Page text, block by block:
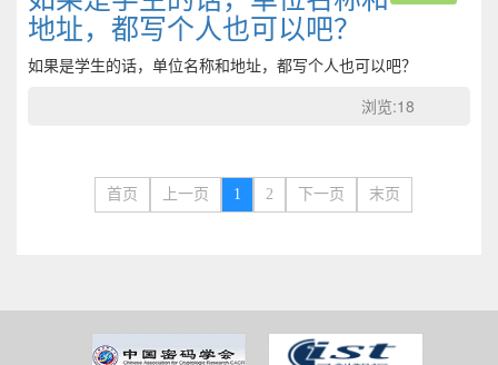
地址，都写个人也可以吧？
如果是学生的话，单位名称和地址，都写个人也可以吧？
浏览:18
首页 上一页 1 2 下一页 末页